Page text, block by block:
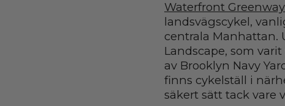
Waterfront Greenway
landsvägscykel,
centrala Manhattan.
Landscape, som
av Brooklyn Navy
finns cykelställ i
säkert sätt tack vare